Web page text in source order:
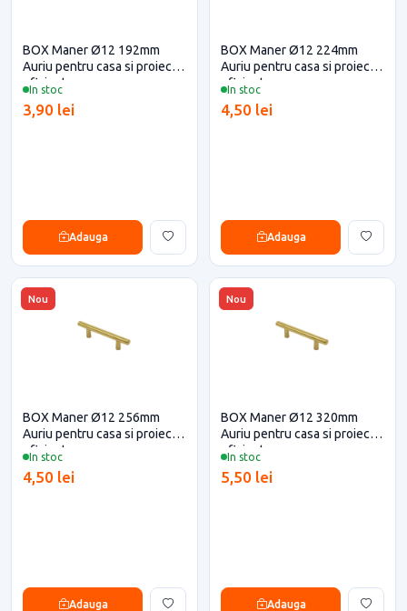
In stoc
BOX Maner Ø12 192mm
Auriu pentru casa si proiecte
eficiente
3,90 lei
Adauga
In stoc
BOX Maner Ø12 224mm
Auriu pentru casa si proiecte
eficiente
4,50 lei
Adauga
Nou
In stoc
BOX Maner Ø12 256mm
Auriu pentru casa si proiecte
eficiente
4,50 lei
Adauga
Nou
In stoc
BOX Maner Ø12 320mm
Auriu pentru casa si proiecte
eficiente
5,50 lei
Adauga